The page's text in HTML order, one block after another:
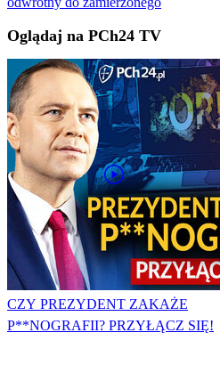
Oglądaj na PCh24 TV
CZY PREZYDENT ZAKAŻE
P**NOGRAFII? PRZYŁĄCZ SIĘ!